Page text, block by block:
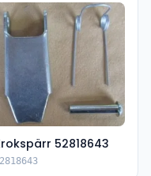
52818643